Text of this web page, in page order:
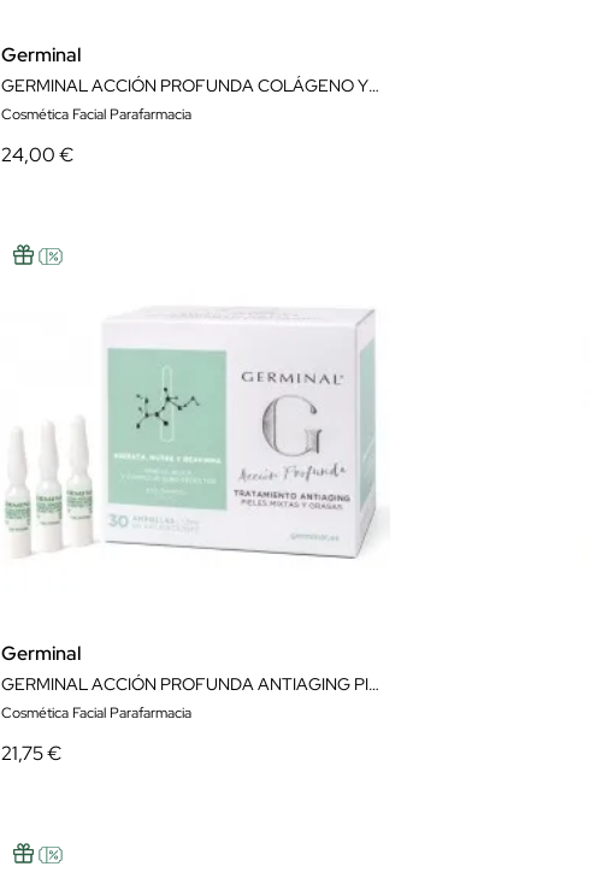
Germinal
GERMINAL ACCIÓN PROFUNDA COLÁGENO Y ELASTINA 30 AMPOLLAS
Cosmética Facial Parafarmacia
24,00 €
Germinal
GERMINAL ACCIÓN PROFUNDA ANTIAGING PIELES MIXTAS Y GRASAS 30 AMPOLLAS
Cosmética Facial Parafarmacia
21,75 €